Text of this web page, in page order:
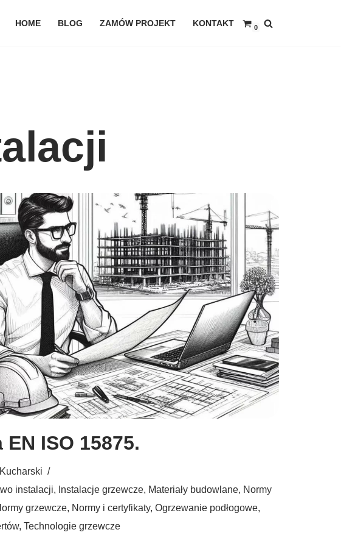
HOME BLOG ZAMÓW PROJEKT KONTAKT 0
EN ISO 15875.
instalacji, Instalacje grzewcze, Materiały budowlane, Normy
grzewcze, Normy i certyfikaty, Ogrzewanie podłogowe,
, Technologie grzewcze